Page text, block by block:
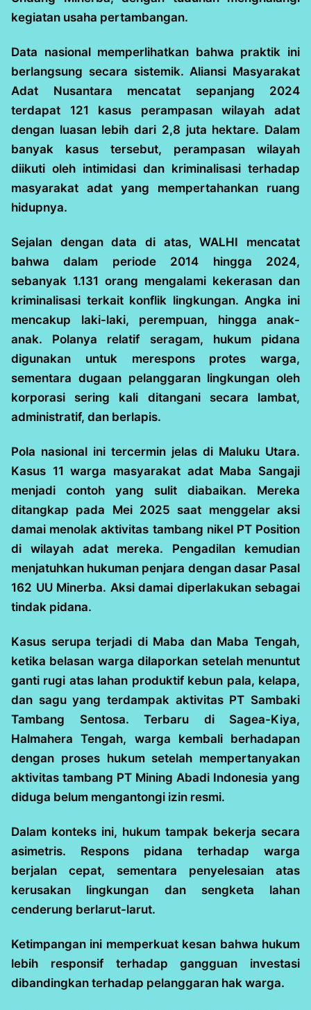
kegiatan usaha pertambangan.
Data nasional memperlihatkan bahwa praktik ini
berlangsung secara sistemik. Aliansi Masyarakat
Adat Nusantara mencatat sepanjang 2024
terdapat 121 kasus perampasan wilayah adat
dengan luasan lebih dari 2,8 juta hektare. Dalam
banyak kasus tersebut, perampasan wilayah
diikuti oleh intimidasi dan kriminalisasi terhadap
masyarakat adat yang mempertahankan ruang
hidupnya.
Sejalan dengan data di atas, WALHI mencatat
bahwa dalam periode 2014 hingga 2024,
sebanyak 1.131 orang mengalami kekerasan dan
kriminalisasi terkait konflik lingkungan. Angka ini
mencakup laki-laki, perempuan, hingga anak-
anak. Polanya relatif seragam, hukum pidana
digunakan untuk merespons protes warga,
sementara dugaan pelanggaran lingkungan oleh
korporasi sering kali ditangani secara lambat,
administratif, dan berlapis.
Pola nasional ini tercermin jelas di Maluku Utara.
Kasus 11 warga masyarakat adat Maba Sangaji
menjadi contoh yang sulit diabaikan. Mereka
ditangkap pada Mei 2025 saat menggelar aksi
damai menolak aktivitas tambang nikel PT Position
di wilayah adat mereka. Pengadilan kemudian
menjatuhkan hukuman penjara dengan dasar Pasal
162 UU Minerba. Aksi damai diperlakukan sebagai
tindak pidana.
Kasus serupa terjadi di Maba dan Maba Tengah,
ketika belasan warga dilaporkan setelah menuntut
ganti rugi atas lahan produktif kebun pala, kelapa,
dan sagu yang terdampak aktivitas PT Sambaki
Tambang Sentosa. Terbaru di Sagea-Kiya,
Halmahera Tengah, warga kembali berhadapan
dengan proses hukum setelah mempertanyakan
aktivitas tambang PT Mining Abadi Indonesia yang
diduga belum mengantongi izin resmi.
Dalam konteks ini, hukum tampak bekerja secara
asimetris. Respons pidana terhadap warga
berjalan cepat, sementara penyelesaian atas
kerusakan lingkungan dan sengketa lahan
cenderung berlarut-larut.
Ketimpangan ini memperkuat kesan bahwa hukum
lebih responsif terhadap gangguan investasi
dibandingkan terhadap pelanggaran hak warga.